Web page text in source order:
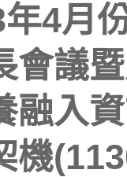
4月
會議
融入
機